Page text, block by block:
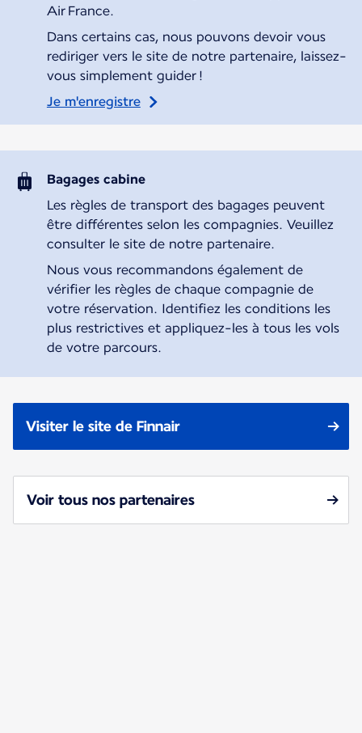
Air France.
Dans certains cas, nous pouvons devoir vous
rediriger vers le site de notre partenaire, laissez-
vous simplement guider !
Je m'enregistre
Bagages cabine
Les règles de transport des bagages peuvent
être différentes selon les compagnies. Veuillez
consulter le site de notre partenaire.
Nous vous recommandons également de
vérifier les règles de chaque compagnie de
votre réservation. Identifiez les conditions les
plus restrictives et appliquez-les à tous les vols
de votre parcours.
Visiter le site de Finnair
Voir tous nos partenaires